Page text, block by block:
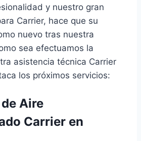
y nuestro gran
Carrier, hace que su
nuevo tras nuestra
sea efectuamos la
asistencia técnica Carrier
los próximos servicios:
Aire
Carrier en